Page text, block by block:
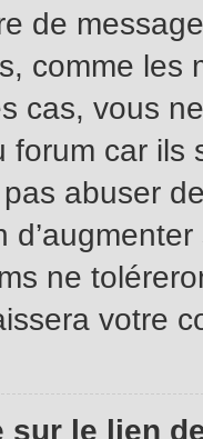
de
comme les
cas, vous
car ils
abuser
ne
votre
le lien